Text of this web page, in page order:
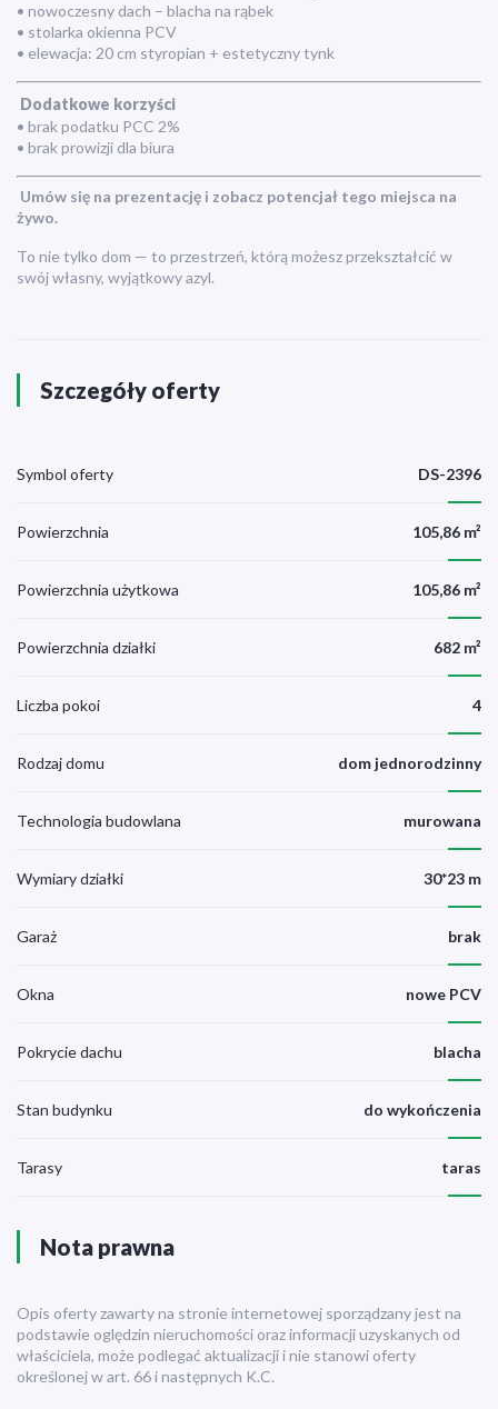
• nowoczesny dach – blacha na rąbek
• stolarka okienna PCV
• elewacja: 20 cm styropian + estetyczny tynk
Dodatkowe korzyści
• brak podatku PCC 2%
• brak prowizji dla biura
Umów się na prezentację i zobacz potencjał tego miejsca na
żywo.
To nie tylko dom — to przestrzeń, którą możesz przekształcić w
swój własny, wyjątkowy azyl.
Szczegóły oferty
Symbol oferty DS-2396
Powierzchnia 105,86 m²
Powierzchnia użytkowa 105,86 m²
Powierzchnia działki 682 m²
Liczba pokoi 4
Rodzaj domu dom jednorodzinny
Technologia budowlana murowana
Wymiary działki 30*23 m
Garaż brak
Okna nowe PCV
Pokrycie dachu blacha
Stan budynku do wykończenia
Tarasy taras
Nota prawna
Opis oferty zawarty na stronie internetowej sporządzany jest na
podstawie oględzin nieruchomości oraz informacji uzyskanych od
właściciela, może podlegać aktualizacji i nie stanowi oferty
określonej w art. 66 i następnych K.C.